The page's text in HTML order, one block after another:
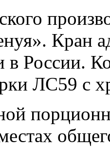
Кран
в России.
ЛС59 с